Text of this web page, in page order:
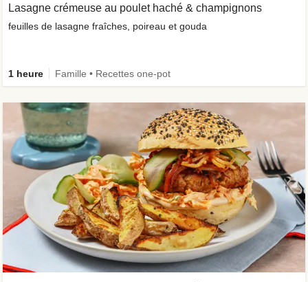
Lasagne crémeuse au poulet haché & champignons
feuilles de lasagne fraîches, poireau et gouda
1 heure Famille • Recettes one-pot